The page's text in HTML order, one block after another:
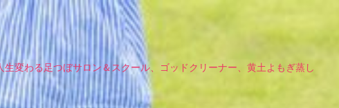
生変わる足つぼサロン＆スクール、ゴッドクリーナー、黄土よもぎ蒸し